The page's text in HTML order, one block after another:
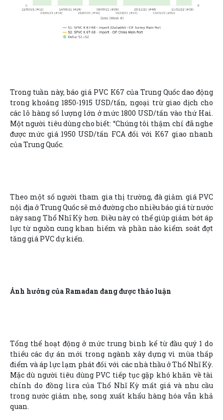
Trong tuần này, báo giá PVC K67 của Trung Quốc dao động
trong khoảng 1850-1915 USD/tấn, ngoại trừ giao dịch cho
các lô hàng số lượng lớn ở mức 1800 USD/tấn vào thứ Hai.
Một người tiêu dùng cho biết: “Chúng tôi thậm chí đã nghe
được mức giá 1950 USD/tấn FCA đối với K67 giao nhanh
của Trung Quốc.
Theo một số người tham gia thị trường, đà giảm giá PVC
nội địa ở Trung Quốc sẽ mở đường cho nhiều báo giá từ nước
này sang Thổ Nhĩ Kỳ hơn. Điều này có thể giúp giảm bớt áp
lực từ nguồn cung khan hiếm và phần nào kiểm soát đợt
tăng giá PVC dự kiến.
Ảnh hưởng của Ramadan đang được thảo luận
Tổng thể hoạt động ở mức trung bình kể từ đầu quý 1 do
thiếu các dự án mới trong ngành xây dựng vì mùa thấp
điểm và áp lực lạm phát đối với các nhà thầu ở Thổ Nhĩ Kỳ.
Mặc dù người tiêu dùng PVC tiếp tục gặp khó khăn về tài
chính do đồng lira của Thổ Nhĩ Kỳ mất giá và nhu cầu
trong nước giảm nhẹ, song xuất khẩu hàng hóa vẫn khả
quan.